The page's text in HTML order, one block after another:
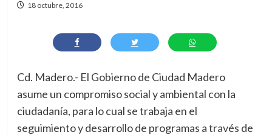
18 octubre, 2016
Cd. Madero.- El Gobierno de Ciudad Madero
asume un compromiso social y ambiental con la
ciudadanía, para lo cual se trabaja en el
seguimiento y desarrollo de programas a través de